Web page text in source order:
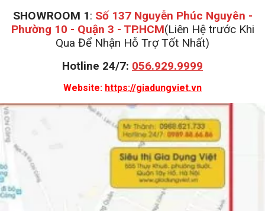
SHOWROOM 1: Số 137 Nguyễn Phúc Nguyên -
Phường 10 - Quận 3 - TP.HCM(Liên Hệ trước Khi
Qua Để Nhận Hỗ Trợ Tốt Nhất)
Hotline 24/7: 056.929.9999
Website: https://giadungviet.vn